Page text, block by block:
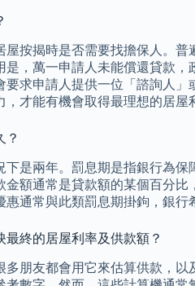
屋按揭時是否需要找擔保人。
是，萬一申請人未能償還貸款
要求申請人提供一位「諮詢人
才能有機會取得最理想的居屋
？
下是兩年。罰息期是指銀行為
金額通常是貸款額的某個百分
通常與此類罰息期掛鉤，銀
終的居屋利率及供款額？
多朋友都會用它來估算供款，